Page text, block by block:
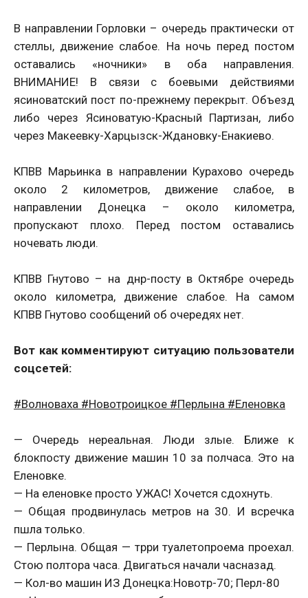
В направлении Горловки – очередь практически от
стеллы, движение слабое. На ночь перед постом
оставались «ночники» в оба направления.
ВНИМАНИЕ! В связи с боевыми действиями
ясиноватский пост по-прежнему перекрыт. Объезд
либо через Ясиноватую-Красный Партизан, либо
через Макеевку-Харцызск-Ждановку-Енакиево.
КПВВ Марьинка в направлении Курахово очередь
около 2 километров, движение слабое, в
направлении Донецка – около километра,
пропускают плохо. Перед постом оставались
ночевать люди.
КПВВ Гнутово – на днр-посту в Октябре очередь
около километра, движение слабое. На самом
КПВВ Гнутово сообщений об очередях нет.
Вот как комментируют ситуацию пользователи
соцсетей:
#‎Волноваха #‎Новотроицкое #‎Перлына #‎Еленовка
— Очередь нереальная. Люди злые. Ближе к
блокпосту движение машин 10 за полчаса. Это на
Еленовке.
— На еленовке просто УЖАС! Хочется сдохнуть.
— Общая продвинулась метров на 30. И всречка
пшла только.
— Перлына. Общая — трри туалетопроема проехал.
Стою полтора часа. Двигаться начали часназад.
— Кол-во машин ИЗ Донецка:Новотр-70; Перл-80